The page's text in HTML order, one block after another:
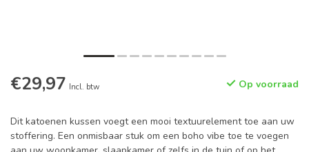
€29,97 Incl. btw Op voorraad
Dit katoenen kussen voegt een mooi textuurelement toe aan uw
stoffering. Een onmisbaar stuk om een boho vibe toe te voegen